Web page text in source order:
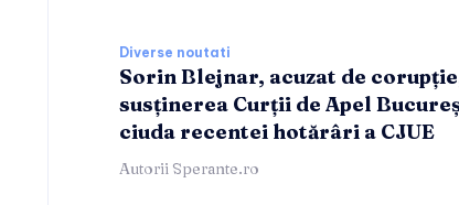
Diverse noutati
Sorin Blejnar, acuzat de
susținerea Curții de Apel
ciuda recentei hotărâri a CJUE
Autorii Sperante.ro